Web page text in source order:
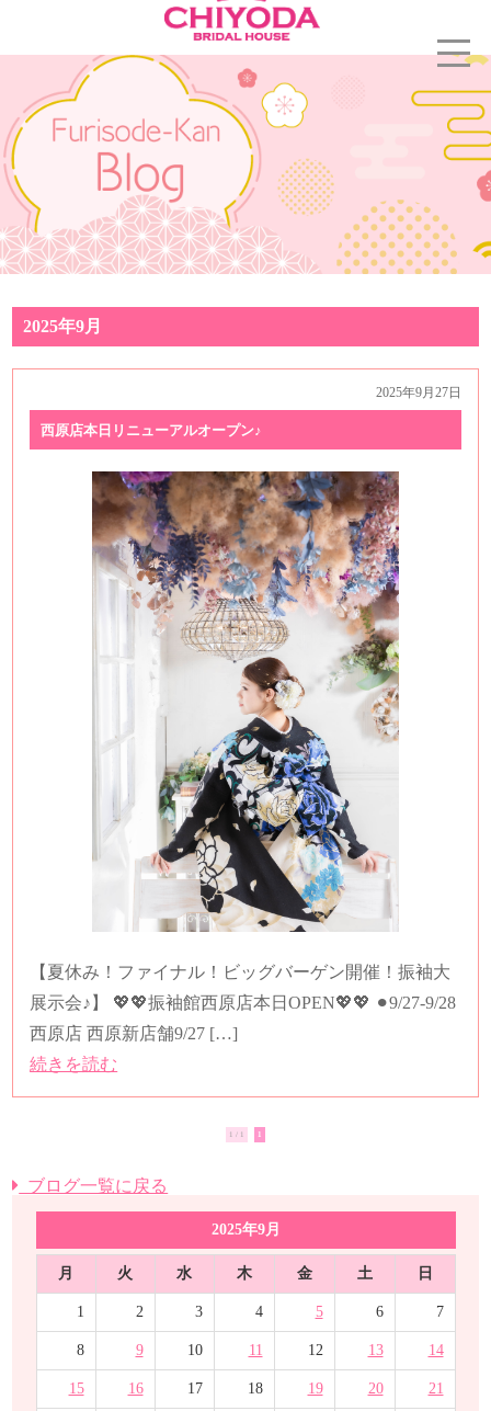
2025年9月
2025年9月27日
西原店本日リニューアルオープン♪
【夏休み！ファイナル！ビッグバーゲン開催！振袖大
展示会♪】 💖💖振袖館西原店本日OPEN💖💖 ⚫︎9/27-9/28
西原店 西原新店舗9/27 […]
続きを読む
1 / 1 1
ブログ一覧に戻る
2025年9月
月 火 水 木 金 土 日
1 2 3 4 5 6 7
8 9 10 11 12 13 14
15 16 17 18 19 20 21